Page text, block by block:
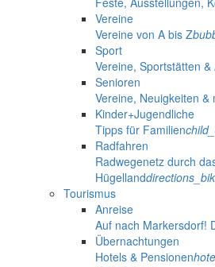
Vereine
Vereine von A bis Z
Sport
Vereine, Sportstätten &
Senioren
Vereine, Neuigkeiten &
Kinder+Jugendliche
Tipps für Familien
Radfahren
Radwegenetz durch
Hügelland
Tourismus
Anreise
Auf nach Markersdorf!
Übernachtungen
Hotels & Pensionen